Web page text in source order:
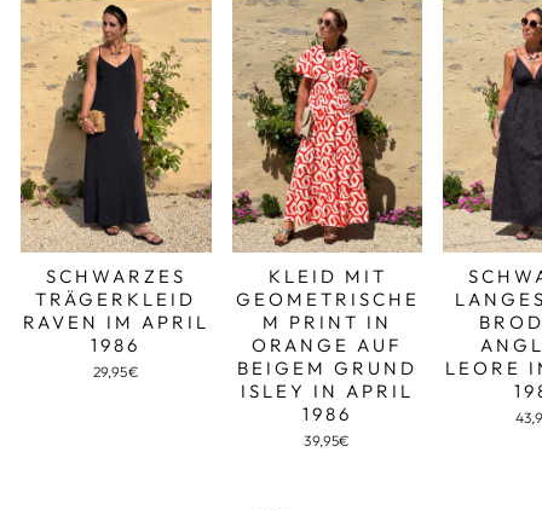
SCHWARZES
TRÄGERKLEID
RAVEN IM APRIL
1986
29,95€
KLEID MIT
GEOMETRISCHE
M PRINT IN
ORANGE AUF
BEIGEM GRUND
ISLEY IN APRIL
1986
39,95€
LEORE